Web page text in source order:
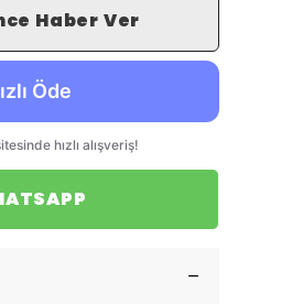
Haber Ver